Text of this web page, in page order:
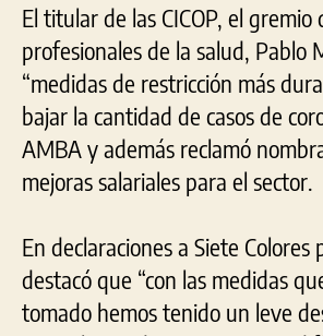
El titular de las CICOP, el gremio
profesionales de la salud, Pablo
“medidas de restricción más
bajar la cantidad de casos de
AMBA y además reclamó
mejoras salariales para el sector.
En declaraciones a Siete Colores
destacó que “con las medidas
tomado hemos tenido un leve